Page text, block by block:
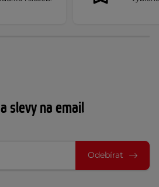
slevy na email
Odebírat